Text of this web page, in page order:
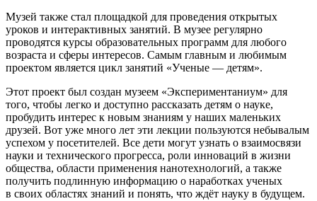
Музей также стал площадкой для проведения открытых
уроков и интерактивных занятий. В музее регулярно
проводятся курсы образовательных программ для любого
возраста и сферы интересов. Самым главным и любимым
проектом является цикл занятий «Ученые — детям».
Этот проект был создан музеем «Экспериментаниум» для
того, чтобы легко и доступно рассказать детям о науке,
пробудить интерес к новым знаниям у наших маленьких
друзей. Вот уже много лет эти лекции пользуются небывалым
успехом у посетителей. Все дети могут узнать о взаимосвязи
науки и технического прогресса, роли инноваций в жизни
общества, области применения нанотехнологий, а также
получить подлинную информацию о наработках ученых
в своих областях знаний и понять, что ждёт науку в будущем.